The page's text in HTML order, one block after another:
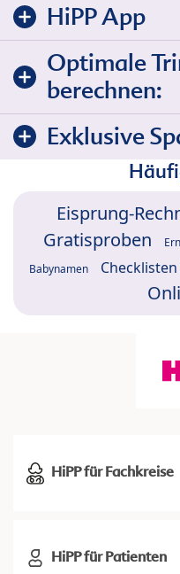
HiPP App
Optimale
berechnen:
Exklusive
Eisprung-
Gratisproben
Babynamen
HiPP für Fachkreise
HiPP für Patienten